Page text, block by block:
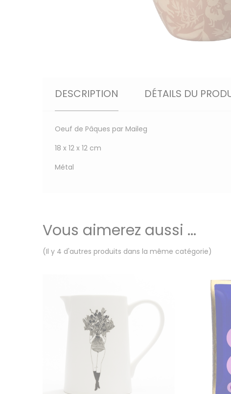
DESCRIPTION DÉTAILS DU
Oeuf de Pâques par Maileg
18 x 12 x 12 cm
Métal
Vous aimerez aussi ...
(Il y 4 d'autres produits dans la même catégorie)